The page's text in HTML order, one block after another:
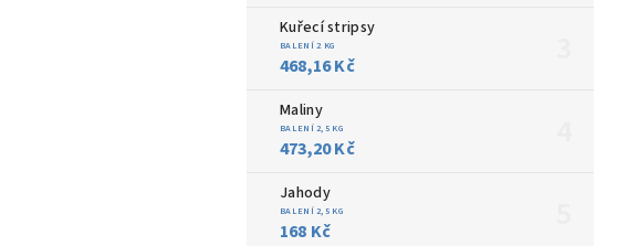
Kuřecí stripsy
BALENÍ 2 KG
468,16 Kč
Maliny
BALENÍ 2,5 KG
473,20 Kč
Jahody
BALENÍ 2,5 KG
168 Kč